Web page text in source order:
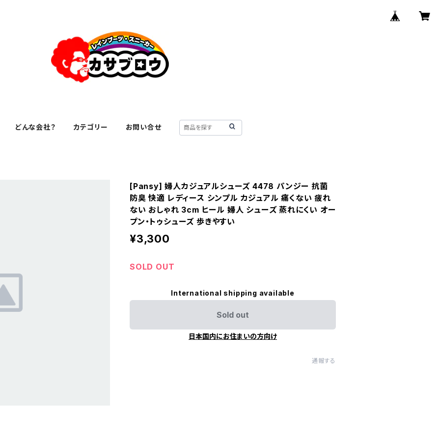
どんな会社？ カテゴリー お問い合せ
[Pansy] 婦人カジュアルシューズ 4478 パンジー 抗菌
防臭 快適 レディース シンプル カジュアル 痛くない 疲れ
ない おしゃれ 3cm ヒール 婦人 シューズ 蒸れにくい オー
プン・トゥシューズ 歩きやすい
¥3,300
SOLD OUT
International shipping available
Sold out
日本国内にお住まいの方向け
通報する